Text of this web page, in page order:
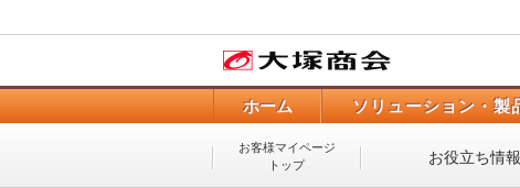
ホーム ソリューション・製
お客様マイページ
トップ
お役立ち情報